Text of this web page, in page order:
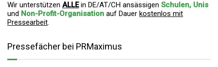
Wir unterstützen ALLEin DE/AT/CH ansässigen Schulen, Unis
und Non-Profit-Organisation auf Dauer kostenlos mit
Pressearbeit.
Pressefächer bei PRMaximus